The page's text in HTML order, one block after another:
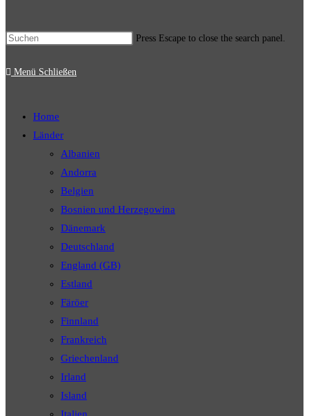
Press Escape to close the search panel.
Menü Schließen
Home
Länder
Albanien
Andorra
Belgien
Bosnien und Herzegowina
Dänemark
Deutschland
England (GB)
Estland
Färöer
Finnland
Frankreich
Griechenland
Irland
Island